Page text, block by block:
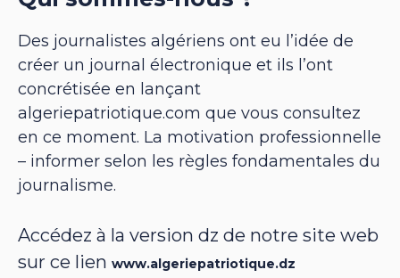
Des journalistes algériens ont eu l’idée de
créer un journal électronique et ils l’ont
concrétisée en lançant
algeriepatriotique.com que vous consultez
en ce moment. La motivation professionnelle
– informer selon les règles fondamentales du
journalisme.
Accédez à la version dz de notre site web
sur ce lien www.algeriepatriotique.dz